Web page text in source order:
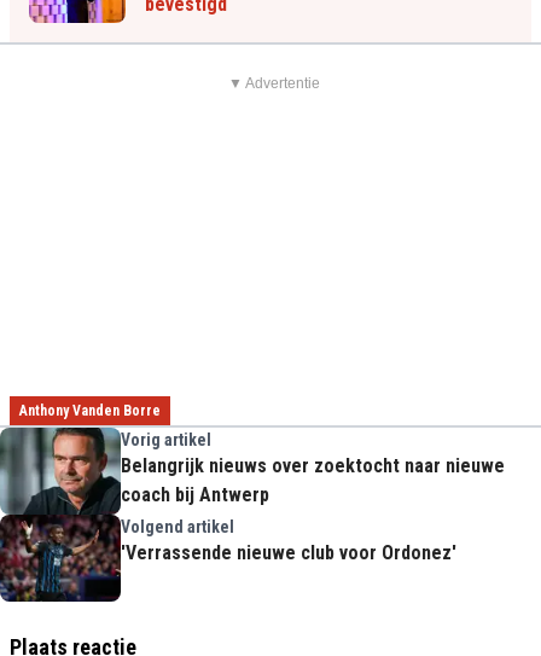
▼ Advertentie
Anthony Vanden Borre
Vorig artikel
Belangrijk nieuws over zoektocht naar nieuwe
coach bij Antwerp
Volgend artikel
'Verrassende nieuwe club voor Ordonez'
Plaats reactie